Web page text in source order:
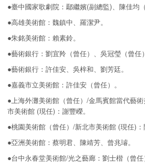
●臺中國家歌劇院：鄢繼嬪(副總監)、陳佳均（
●高雄美術館：魏鎮中、羅潔尹。
●朱銘美術館：賴素鈴。
●藝術銀行：劉宜羚（曾任）、吳冠瑩（曾任
●藝術銀行：許佳安、吳梓和、劉芳廷。
●嘉義市立美術館：許佳安（曾任）。
●上海外灘美術館（曾任）/金馬賓館當代藝
市美術館 (現任)：謝豐嶸。
●桃園美術館（曾任）/新北市美術館 (現任)：
●亞洲美術館：蔡明君、陳靖芳、曾兆璿。
●台中永春堂美術館/光之藝廊：劉士楷（曾任